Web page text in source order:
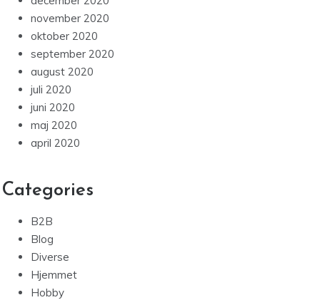
november 2020
oktober 2020
september 2020
august 2020
juli 2020
juni 2020
maj 2020
april 2020
Categories
B2B
Blog
Diverse
Hjemmet
Hobby